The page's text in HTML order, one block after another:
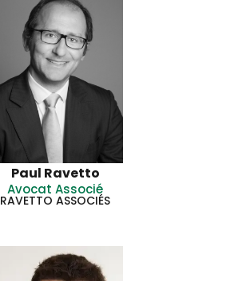
Paul Ravetto
Avocat Associé
RAVETTO ASSOCIÉS